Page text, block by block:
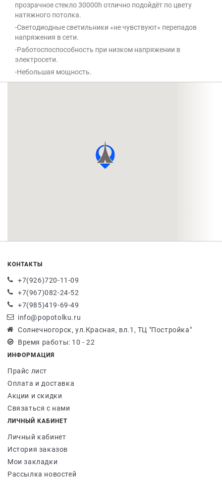
прозрачное стекло 30000h отлично подойдёт по цвету
натяжного потолка.
-Светодиодные светильники «не чувствуют» перепадов
напряжения в сети.
-Работоспоспособность при низком напряжении в
электросети.
-Небольшая мощность.
КОНТАКТЫ
+7(926)720-11-09
+7(967)082-24-52
+7(985)419-69-49
info@popotolku.ru
Солнечногорск, ул.Красная, вл.1, ТЦ "Постройка"
Время работы: 10 - 22
ИНФОРМАЦИЯ
Прайс лист
Оплата и доставка
Акции и скидки
Связаться с нами
ЛИЧНЫЙ КАБИНЕТ
Личный кабинет
История заказов
Мои закладки
Рассылка новостей